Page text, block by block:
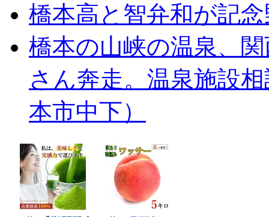
橋本高と智弁和が記
橋本の山峡の温泉、
さん奔走。温泉施設
本市中下）